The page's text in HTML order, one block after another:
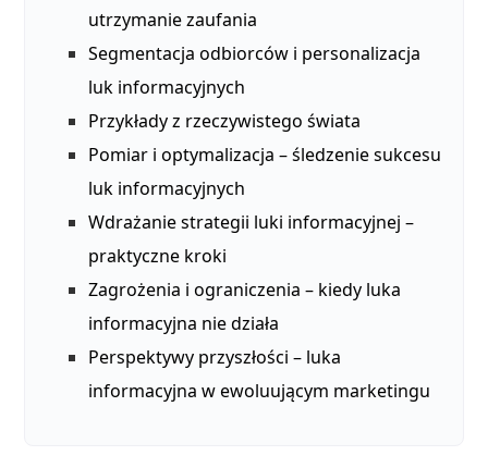
utrzymanie zaufania
Segmentacja odbiorców i personalizacja
luk informacyjnych
Przykłady z rzeczywistego świata
Pomiar i optymalizacja – śledzenie sukcesu
luk informacyjnych
Wdrażanie strategii luki informacyjnej –
praktyczne kroki
Zagrożenia i ograniczenia – kiedy luka
informacyjna nie działa
Perspektywy przyszłości – luka
informacyjna w ewoluującym marketingu